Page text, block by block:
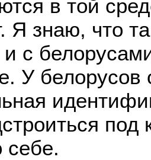
в той
Я знаю, что
и с
У белорусов
под
себе.